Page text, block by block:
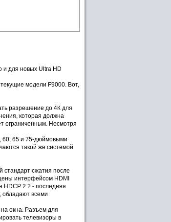
и для новых Ultra HD
модели F9000. Вот,
разрешение до 4К для
которая должна
ограниченным. Несмотря
60, 65 и 75-дюймовыми
такой же системой
стандарт сжатия после
интерфейсом HDMI
HDCP 2.2 - последняя
обладают всеми
окна. Разъем для
телевизоры в